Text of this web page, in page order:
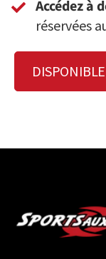
Accédez à
réservées